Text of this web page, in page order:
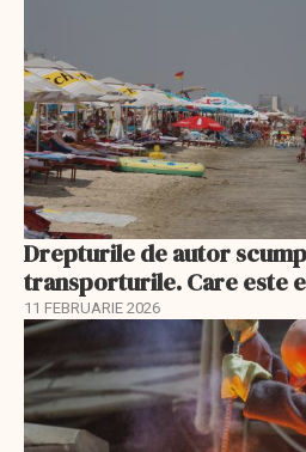
Drepturile de autor
transporturile. Care este
11 FEBRUARIE 2026